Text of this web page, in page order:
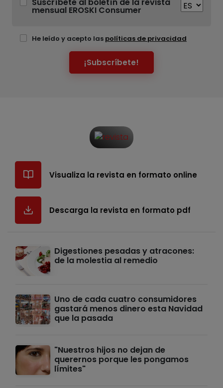
Suscríbete al boletín de la revista
mensual EROSKI Consumer
He leído y acepto las políticas de privacidad
¡Subscríbete!
Visualiza la revista en formato online
Descarga la revista en formato pdf
Digestiones pesadas y atracones:
de la molestia al remedio
Uno de cada cuatro consumidores
gastará menos dinero esta Navidad
que la pasada
"Nuestros hijos no dejan de
querernos porque les pongamos
límites"